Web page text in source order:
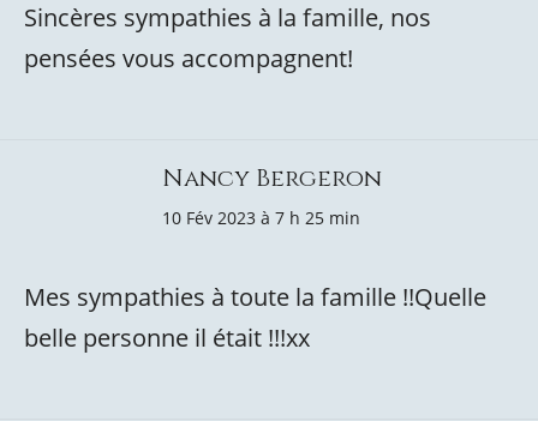
Sincères sympathies à la famille, nos
pensées vous accompagnent!
Nancy Bergeron
10 Fév 2023 à 7 h 25 min
Mes sympathies à toute la famille !!Quelle
belle personne il était !!!xx